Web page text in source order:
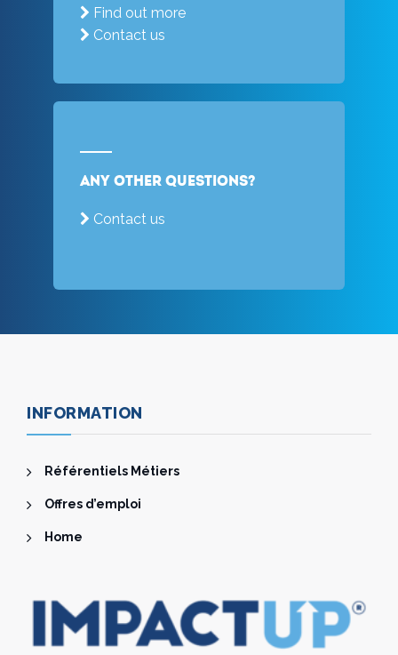
Find out more
Contact us
Any other questions?
Contact us
INFORMATION
Référentiels Métiers
Offres d’emploi
Home